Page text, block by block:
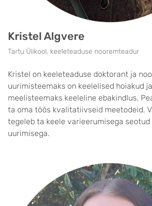
Kristel Algvere
Tartu Ülikool, keeleteaduse nooremteadur
Kristel on keeleteaduse doktorant ja
uurimisteemaks on keelelised hoiakud
meelisteemaks keeleline ebakindlus.
ta oma töös kvalitatiivseid meetodeid.
tegeleb ta keele varieerumisega seotud
uurimisega.